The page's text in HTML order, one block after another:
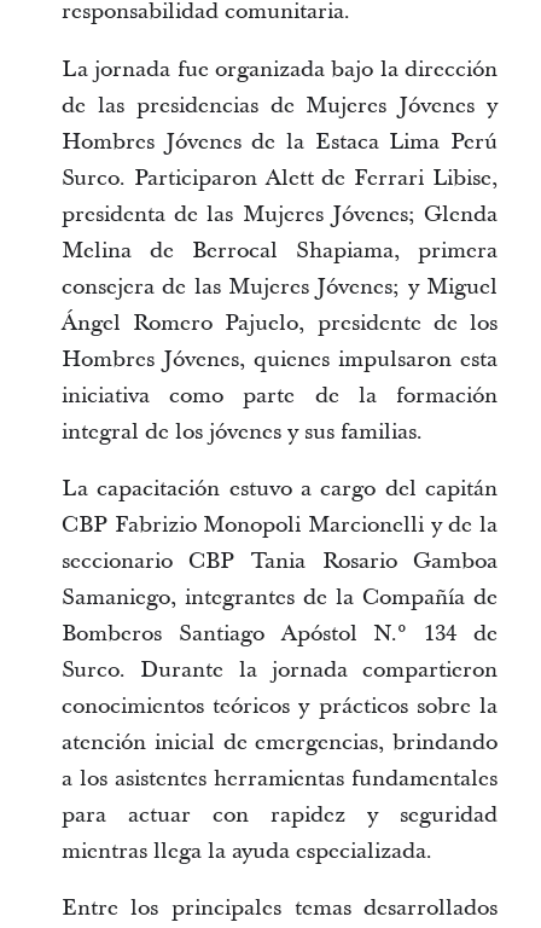
responsabilidad comunitaria.
La jornada fue organizada bajo la dirección
de las presidencias de Mujeres Jóvenes y
Hombres Jóvenes de la Estaca Lima Perú
Surco. Participaron Alett de Ferrari Libise,
presidenta de las Mujeres Jóvenes; Glenda
Melina de Berrocal Shapiama, primera
consejera de las Mujeres Jóvenes; y Miguel
Ángel Romero Pajuelo, presidente de los
Hombres Jóvenes, quienes impulsaron esta
iniciativa como parte de la formación
integral de los jóvenes y sus familias.
La capacitación estuvo a cargo del capitán
CBP Fabrizio Monopoli Marcionelli y de la
seccionario CBP Tania Rosario Gamboa
Samaniego, integrantes de la Compañía de
Bomberos Santiago Apóstol N.° 134 de
Surco. Durante la jornada compartieron
conocimientos teóricos y prácticos sobre la
atención inicial de emergencias, brindando
a los asistentes herramientas fundamentales
para actuar con rapidez y seguridad
mientras llega la ayuda especializada.
Entre los principales temas desarrollados